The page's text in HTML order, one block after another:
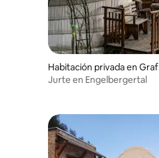
Habitación privada en
nort
Jurte en Engelbergertal